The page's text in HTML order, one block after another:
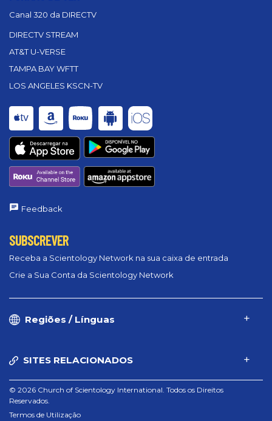
Canal 320 da DIRECTV
DIRECTV STREAM
AT&T U-VERSE
TAMPA BAY WFTT
LOS ANGELES KSCN-TV
Feedback
SUBSCREVER
Receba a Scientology Network na sua caixa de entrada
Crie a Sua Conta da Scientology Network
Regiões / Línguas
SITES RELACIONADOS
© 2026 Church of Scientology International. Todos os Direitos
Reservados.
Termos de Utilização